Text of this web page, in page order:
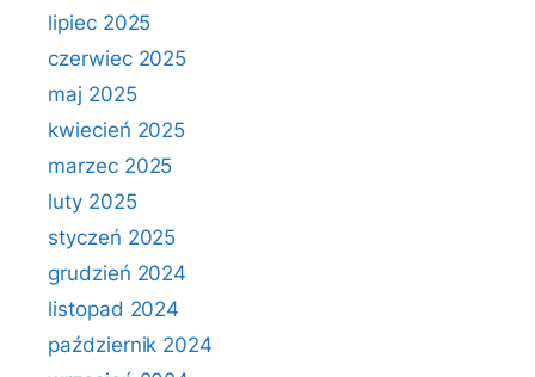
lipiec 2025
czerwiec 2025
maj 2025
kwiecień 2025
marzec 2025
luty 2025
styczeń 2025
grudzień 2024
listopad 2024
październik 2024